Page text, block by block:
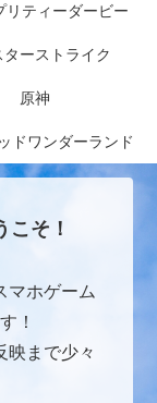
リティーダービー
ターストライク
原神
ドワンダーランド
そ！
マホゲーム
！
映まで少々